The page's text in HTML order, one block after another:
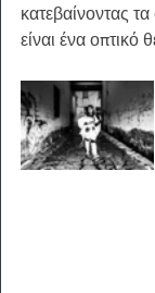
κατεβαίνοντας
είναι ένα οπτικό